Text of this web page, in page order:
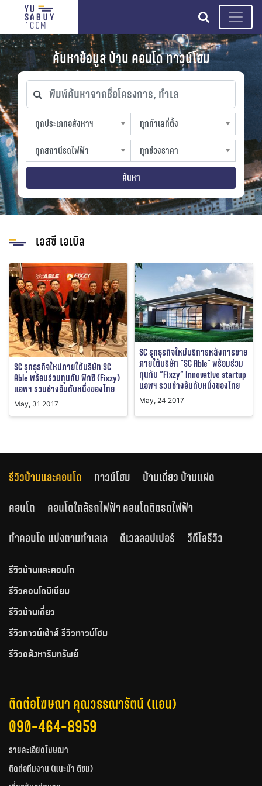
search
ค้นหาข้อมูล บ้าน คอนโด ทาวน์โฮม
พิมพ์ค้นหาจากชื่อโครงการ, ทำเล
ทุกประเภทอสังหาฯ
ทุกประเภทอสังหาฯ
sproperty
ทุกทำเลที่ตั้ง
ทุกทำเลที่ตั้ง
slocation
ทุกสถานีรถไฟฟ้า
ทุกสถานีรถไฟฟ้า
strain-station
ทุกช่วงราคา
ทุกช่วงราคา
sprice
ค้นหา
เอสซี เอเบิล
SC รุกธุรกิจใหม่ภายใต้บริษัท SC
Able พร้อมร่วมทุนกับ ฟิกซิ (Fixzy)
แอพฯ รวมช่างอันดับหนึ่งของไทย
May, 31 2017
SC รุกธุรกิจใหม่บริการหลังการขาย
ภายใต้บริษัท “SC Able” พร้อมร่วม
ทุนกับ “Fixzy” Innovative startup
แอพฯ รวมช่างอันดับหนึ่งของไทย
May, 24 2017
รีวิวบ้านและคอนโด ทาวน์โฮม
บ้านเดี่ยว บ้านแฝด
คอนโด
คอนโดใกล้รถไฟฟ้า คอนโดติดรถไฟฟ้า
ทำคอนโด แบ่งตามทำเลเล
ดีเวลลอปเปอร์ วีดีโอรีวิว
รีวิวบ้านและคอนโด
รีวิวคอนโดมิเนียม
รีวิวบ้านเดี่ยว
รีวิวทาวน์เฮ้าส์ รีวิวทาวน์โฮม
รีวิวอสังหาริมทรัพย์
ติดต่อโฆษณา คุณวรรณารัตน์ (แอน)
090-464-8959
รายละเอียดโฆษณา
ติดต่อทีมงาน (แนะนำ ติชม)